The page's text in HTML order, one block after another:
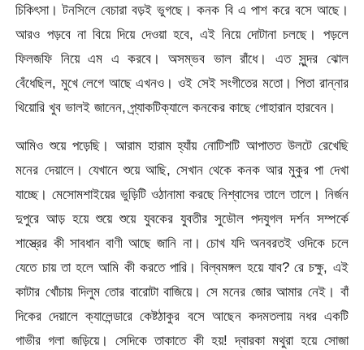
চিকিৎসা। টনসিলে বেচারা বড়ই ভুগছে। কনক বি এ পাশ করে বসে আছে।
আরও পড়বে না বিয়ে দিয়ে দেওয়া হবে, এই নিয়ে দোটানা চলছে। পড়লে
ফিলজফি নিয়ে এম এ করবে। অসম্ভব ভাল রাঁধে। এত সুন্দর ঝোল
বেঁধেছিল, মুখে লেগে আছে এখনও। ওই সেই সংগীতের মতো। পিতা রান্নার
থিয়োরি খুব ভালই জানেন, প্র্যাকটিক্যালে কনকের কাছে গোহারান হারবেন।
আমিও শুয়ে পড়েছি। আরাম হারাম হ্যাঁয় নোটিশটি আপাতত উলটে রেখেছি
মনের দেয়ালে। যেখানে শুয়ে আছি, সেখান থেকে কনক আর মুকুর পা দেখা
যাচ্ছে। মেসোমশাইয়ের ভুড়িটি ওঠানামা করছে নিশ্বাসের তালে তালে। নির্জন
দুপুরে আড় হয়ে শুয়ে শুয়ে যুবকের যুবতীর সুডৌল পদযুগল দর্শন সম্পর্কে
শাস্ত্রের কী সাবধান বাণী আছে জানি না। চোখ যদি অনবরতই ওদিকে চলে
যেতে চায় তা হলে আমি কী করতে পারি। বিল্বমঙ্গল হয়ে যাব? রে চক্ষু, এই
কাটার খোঁচায় দিলুম তোর বারোটা বাজিয়ে। সে মনের জোর আমার নেই। বাঁ
দিকের দেয়ালে ক্যালেন্ডারে কেষ্টঠাকুর বসে আছেন কদমতলায় নধর একটি
গাভীর গলা জড়িয়ে। সেদিকে তাকাতে কী হয়! দ্বারকা মথুরা হয়ে সোজা